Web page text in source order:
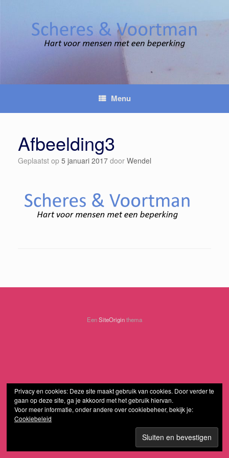
Menu
Afbeelding3
Geplaatst op 5 januari 2017 door Wendel
EenSiteOriginthema
Privacy en cookies: Deze site maakt gebruik van cookies. Door verder te
gaan op deze site, ga je akkoord met het gebruik hiervan.
Voor meer informatie, onder andere over cookiebeheer, bekijk je:
Cookiebeleid